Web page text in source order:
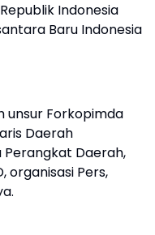
Indonesia
Baru Indonesia
unsur Forkopimda
Daerah
Perangkat Daerah,
organisasi Pers,